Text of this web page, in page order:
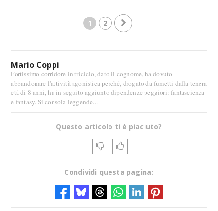
1 2
Mario Coppi
Fortissimo corridore in triciclo, dato il cognome, ha dovuto
abbandonare l'attività agonistica perché, drogato da fumetti dalla tenera
età di 8 anni, ha in seguito aggiunto dipendenze peggiori: fantascienza
e fantasy. Si consola leggendo...
Questo articolo ti è piaciuto?
Condividi questa pagina: